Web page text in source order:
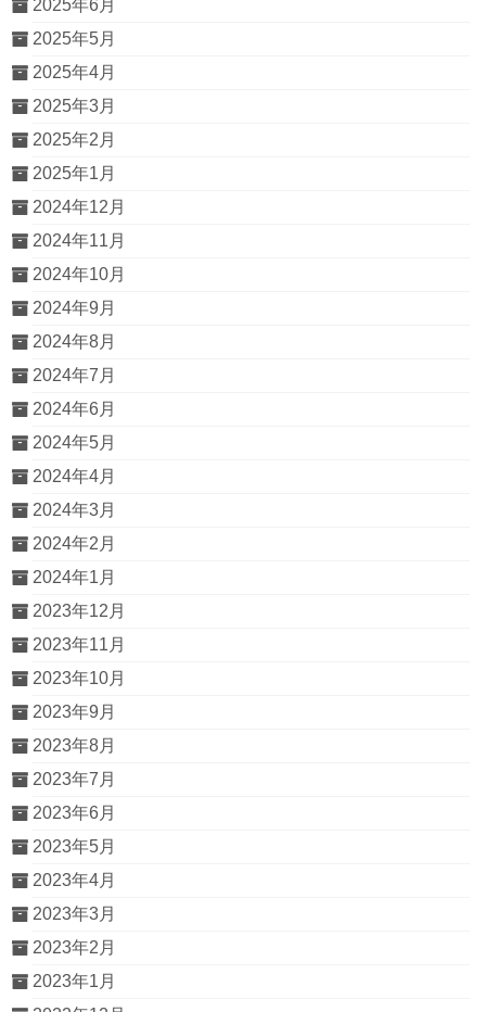
2025年6月
2025年5月
2025年4月
2025年3月
2025年2月
2025年1月
2024年12月
2024年11月
2024年10月
2024年9月
2024年8月
2024年7月
2024年6月
2024年5月
2024年4月
2024年3月
2024年2月
2024年1月
2023年12月
2023年11月
2023年10月
2023年9月
2023年8月
2023年7月
2023年6月
2023年5月
2023年4月
2023年3月
2023年2月
2023年1月